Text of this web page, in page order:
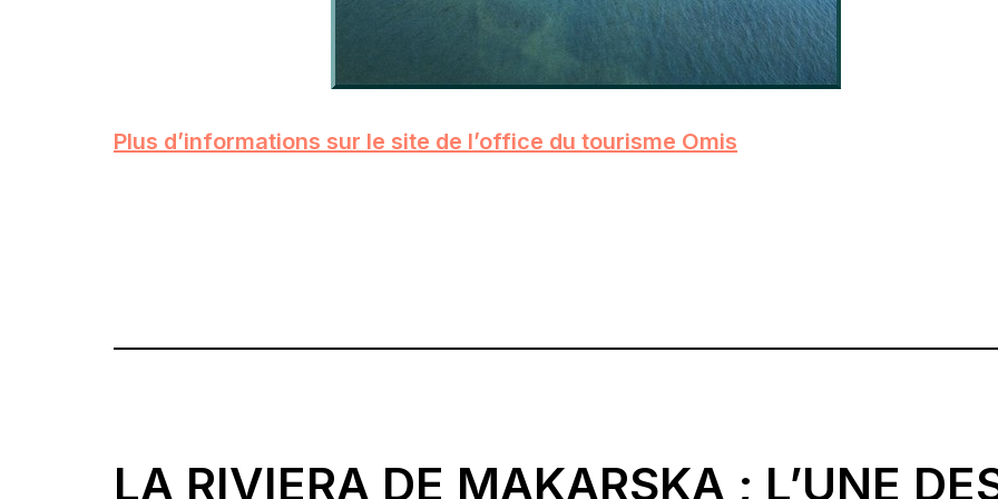
Plus d’informations sur le site de l’office du tourisme Omis
LA RIVIERA DE MAKARSKA ; L’UNE